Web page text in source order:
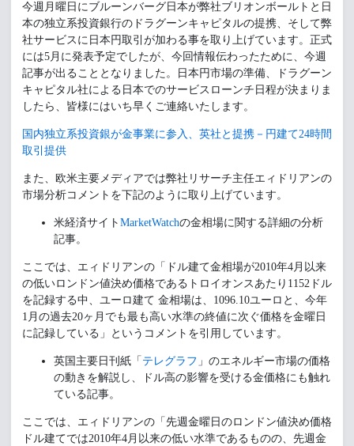
今週月曜日にブルーンバーグ日本が弊社ブリオンボールトと日
本の独立系投資銀行のドラグーンキャピタルの提携、そして弊
社サービスに日本円取引が加わる事を取り上げています。正式
には5月に発表予定でしたが、今回情報伝わったために、今週
記事が出ることとなりました。日本円市場の準備、ドラグーン
キャピタル社による日本でのサービスローンチ日程が決まりま
したら、皆様にはいち早くご連絡いたします。
国内独立系投資銀が金事業に参入、英社と提携－円建て24時間
取引提供
また、欧米主要メディアでは弊社リサーチ主任エィドリアンの
市場分析コメントを下記のように取り上げています。
米経済サイト MarketWatchの金相場に関する詳細の分析
記事。
ここでは、エィドリアンの「ドル建て金相場が2010年4月以来
の低いロンドン値決め価格であるトロイオンスあたり1152ドル
を記録する中、ユーロ建て 金相場は、1096.10ユーロと、今年
1月の過去20ヶ月でも最も高い水準の終値に次ぐ価格を金曜日
に記録している」というコメントを引用しています。
英国主要日刊紙「 テレグラフ 」のエネルギー市場の価格
の動きを解説し、ドル高の影響を受ける金価格にも触れ
ている記事。
ここでは、エィドリアンの「先週金曜日のロンドン値決め価格
ドル建てでは2010年4月以来の低い水準であるものの、先週金